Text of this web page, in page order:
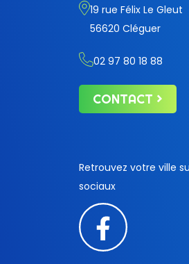
19 rue Félix Le Gleut
56620 Cléguer
02 97 80 18 88
CONTACT
Retrouvez votre ville
sociaux